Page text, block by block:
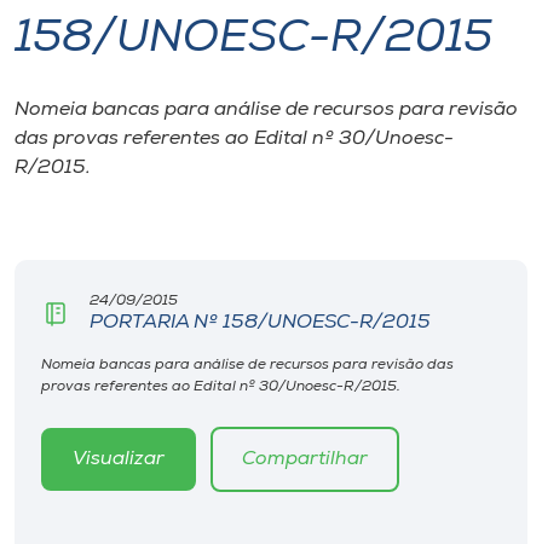
I.nova
Diplomados
Rádio
158/UNOESC-R/2015
Nomeia bancas para análise de recursos para revisão
das provas referentes ao Edital nº 30/Unoesc-
R/2015.
24/09/2015
PORTARIA Nº 158/UNOESC-R/2015
Nomeia bancas para análise de recursos para revisão das
provas referentes ao Edital nº 30/Unoesc-R/2015.
Visualizar Compartilhar